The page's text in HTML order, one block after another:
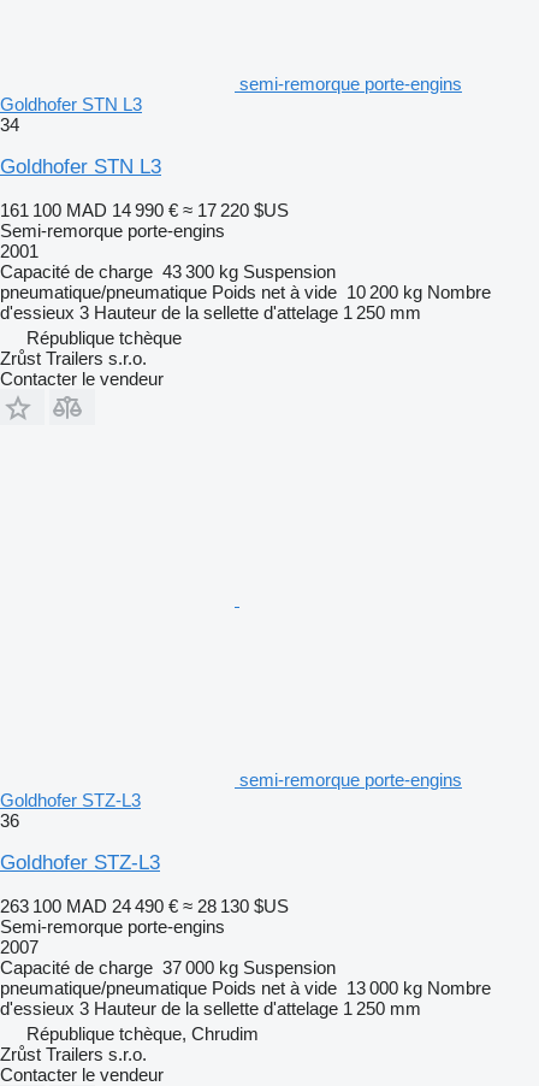
semi-remorque porte-engins
Goldhofer STN L3
34
Goldhofer STN L3
161 100 MAD 14 990 € ≈ 17 220 $US
Semi-remorque porte-engins
2001
Capacité de charge 43 300 kg Suspension
pneumatique/pneumatique Poids net à vide 10 200 kg Nombre
d'essieux 3 Hauteur de la sellette d'attelage 1 250 mm
République tchèque
Zrůst Trailers s.r.o.
Contacter le vendeur
semi-remorque porte-engins
Goldhofer STZ-L3
36
Goldhofer STZ-L3
263 100 MAD 24 490 € ≈ 28 130 $US
Semi-remorque porte-engins
2007
Capacité de charge 37 000 kg Suspension
pneumatique/pneumatique Poids net à vide 13 000 kg Nombre
d'essieux 3 Hauteur de la sellette d'attelage 1 250 mm
République tchèque, Chrudim
Zrůst Trailers s.r.o.
Contacter le vendeur